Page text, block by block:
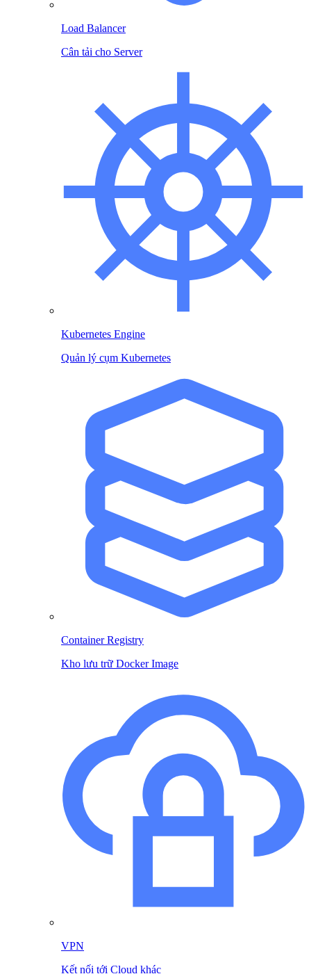
Load Balancer
Cân tải cho Server
Kubernetes Engine
Quản lý cụm Kubernetes
Container Registry
Kho lưu trữ Docker Image
VPN
Kết nối tới Cloud khác